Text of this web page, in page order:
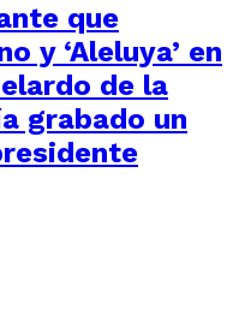
que
y ‘Aleluya’ en
de la
grabado un